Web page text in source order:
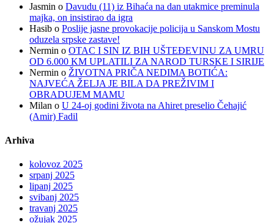
Jasmin o Davudu (11) iz Bihaća na dan utakmice preminula
majka, on insistirao da igra
Hasib o Poslije jasne provokacije policija u Sanskom Mostu
oduzela srpske zastave!
Nermin o OTAC I SIN IZ BIH UŠTEĐEVINU ZA UMRU
OD 6.000 KM UPLATILI ZA NAROD TURSKE I SIRIJE
Nermin o ŽIVOTNA PRIČA NEDIMA BOTIĆA:
NAJVEĆA ŽELJA JE BILA DA PREŽIVIM I
OBRADUJEM MAMU
Milan o U 24-oj godini života na Ahiret preselio Čehajić
(Amir) Fadil
Arhiva
kolovoz 2025
srpanj 2025
lipanj 2025
svibanj 2025
travanj 2025
ožujak 2025